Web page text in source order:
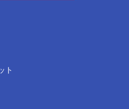
問い合わせ